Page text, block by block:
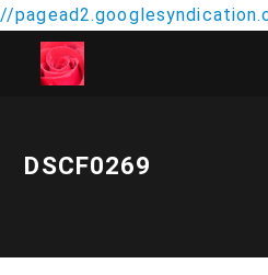
//
DSCF0269